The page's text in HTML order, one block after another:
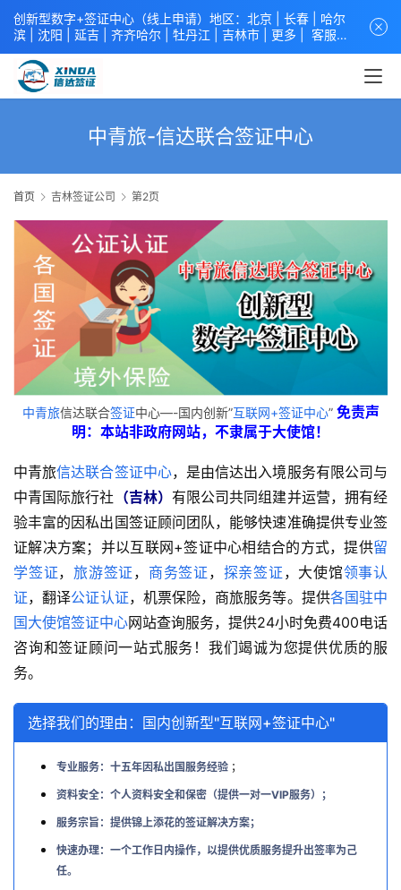
中青旅-信达联合签证中心
首页 吉林签证公司 第2页
中青旅信达联合签证中心—-国内创新”互联网+签证中心” 免责声
明：本站非政府网站，不隶属于大使馆！
中青旅信达联合签证中心，是由信达出入境服务有限公司与
中青国际旅行社 （吉林） 有限公司共同组建并运营，拥有经
验丰富的因私出国签证顾问团队，能够快速准确提供专业签
证解决方案；并以互联网+签证中心相结合的方式，提供留
学签证， 旅游签证 ， 商务签证 ， 探亲签证 ，大使馆领事认
证，翻译公证认证，机票保险，商旅服务等。提供各国驻中
国大使馆签证中心网站查询服务，提供24小时免费400电话
咨询和签证顾问一站式服务！我们竭诚为您提供优质的服
务。
选择我们的理由：国内创新型"互联网+签证中心"
专业服务：十五年因私出国服务经验 ；
资料安全：个人资料安全和保密（提供一对一VIP服务）；
服务宗旨：提供锦上添花的签证解决方案；
快速办理：一个工作日内操作，以提供优质服务提升出签率为己
任。
创新型数字+签证中心（线上申请）地区：北京 | 长春
哈尔
滨
沈阳 延吉 | 齐齐哈尔 | 牡丹江 吉林市 | 更多 | 客服中
心
中青旅信达联合签证中心
学签证 商务签证 探亲签证 旅游签证 涉外公证 外交部认证 单
（双认证），海牙认证。微信一对一咨询：xindavisa或
提供服务机构：信达出入境服务有限公司/中青国际旅行社有限
.专业：留学签证 商务签证 探亲签证 旅游签证 涉外公证 外